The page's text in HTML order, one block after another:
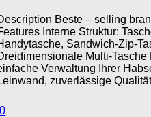
Beste – selling
Interne Struktur:
Sandwich-Zip-
Multi-
Verwaltung Ihrer
zuverlässige
0